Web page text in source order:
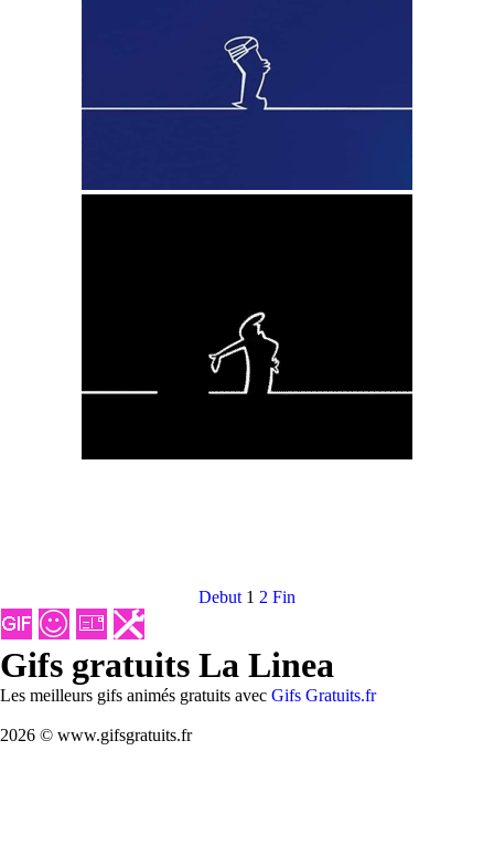
Debut 1 2 Fin
Gifs gratuits La Linea
Les meilleurs gifs animés gratuits avec Gifs Gratuits.fr
2026 © www.gifsgratuits.fr